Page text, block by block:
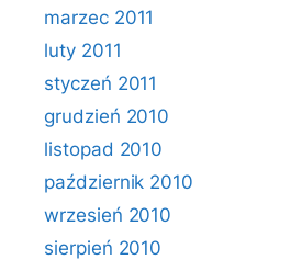
marzec 2011
luty 2011
styczeń 2011
grudzień 2010
listopad 2010
październik 2010
wrzesień 2010
sierpień 2010